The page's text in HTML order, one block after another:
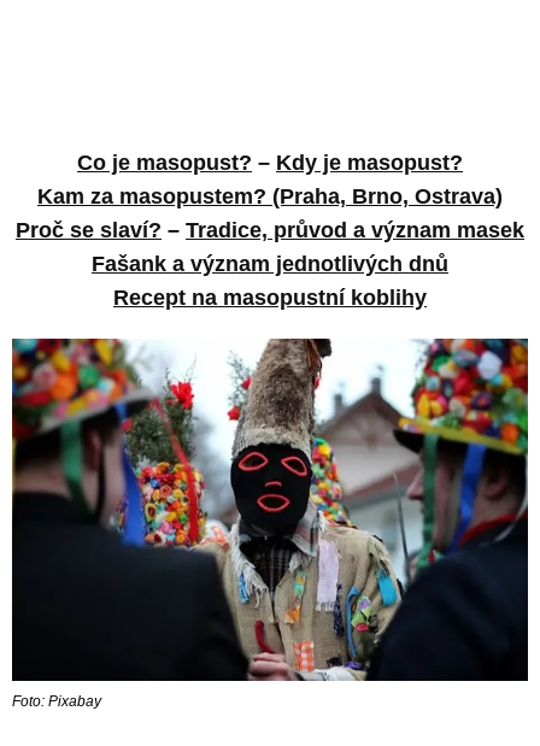
Co je masopust? – Kdy je masopust?
Kam za masopustem? (Praha, Brno, Ostrava)
Proč se slaví? – Tradice, průvod a význam masek
Fašank a význam jednotlivých dnů
Recept na masopustní koblihy
Foto: Pixabay